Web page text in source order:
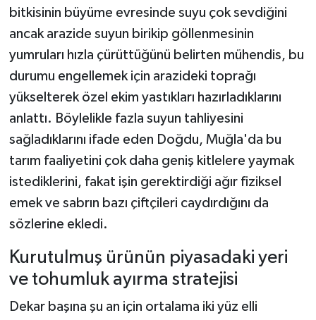
bitkisinin büyüme evresinde suyu çok sevdiğini
ancak arazide suyun birikip göllenmesinin
yumruları hızla çürüttüğünü belirten mühendis, bu
durumu engellemek için arazideki toprağı
yükselterek özel ekim yastıkları hazırladıklarını
anlattı. Böylelikle fazla suyun tahliyesini
sağladıklarını ifade eden Doğdu, Muğla'da bu
tarım faaliyetini çok daha geniş kitlelere yaymak
istediklerini, fakat işin gerektirdiği ağır fiziksel
emek ve sabrın bazı çiftçileri caydırdığını da
sözlerine ekledi.
Kurutulmuş ürünün piyasadaki yeri
ve tohumluk ayırma stratejisi
Dekar başına şu an için ortalama iki yüz elli